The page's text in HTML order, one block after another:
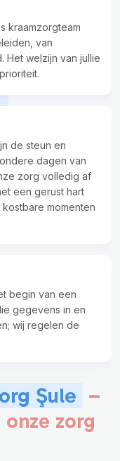
Şule –
zorg
kraamzorgteam
van
Het welzijn van jullie
de steun en
dagen van
zorg volledig af
een gerust hart
momenten
begin van een
gegevens in en
wij regelen de